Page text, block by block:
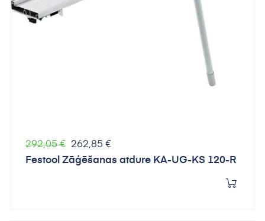
Parastā
cena
292,05 € Cena
262,85 €
Festool Zāģēšanas atdure KA-UG-KS 120-R